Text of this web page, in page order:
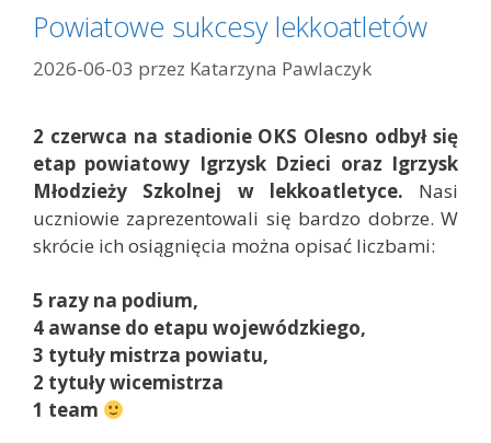
o
r
Powiatowe sukcesy lekkoatletów
2026-06-03 przez Katarzyna Pawlaczyk
2 czerwca na stadionie OKS Olesno odbył się
etap powiatowy Igrzysk Dzieci oraz Igrzysk
Młodzieży Szkolnej w lekkoatletyce. Nasi
uczniowie zaprezentowali się bardzo dobrze. W
skrócie ich osiągnięcia można opisać liczbami:
5 razy na podium,
4 awanse do etapu wojewódzkiego,
3 tytuły mistrza powiatu,
2 tytuły wicemistrza
1 team